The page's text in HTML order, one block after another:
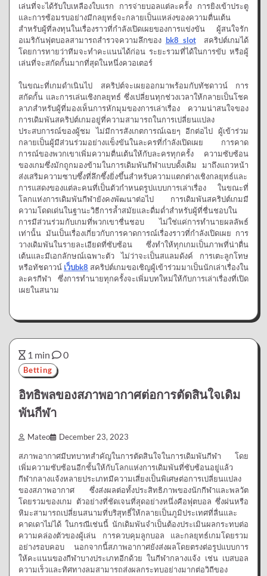
เล่นที่จะได้รับใบเหลืองใบแรก การจ่ายบอลแต่ละครั้ง การยิงเข้าประตู
และการซ้อมรบอย่างมีกลยุทธ์จะกลายเป็นแหล่งของความตื่นเต้น
สำหรับผู้ที่ลงทุนในเรื่องราวที่กำลังเปิดเผยของการแข่งขัน ผู้สนใจรัก
อเมริกันฟุตบอลสามารถสำรวจความลึกของ bk8 slotสคริปต์เกมได้
โดยการทายว่าทีมจะทำคะแนนได้ก่อน ระยะรวมที่ได้ในการขับ หรือผู้
เล่นที่จะสกัดกั้นมากที่สุดในหนึ่งควอเตอร์
ในขณะที่เกมดำเนินไป สคริปต์จะเผยออกมาพร้อมกับทัชดาวน์ การ
สกัดกั้น และการเล่นเชิงกลยุทธ์ ซึ่งเปลี่ยนทุกช่วงเวลาให้กลายเป็นโชค
ลาภสำหรับผู้ที่มองเห็นการหักมุมของการเล่าเรื่อง ความน่าสนใจของ
การเดิมพันสคริปต์เกมอยู่ที่ความสามารถในการเปลี่ยนแปลง
ประสบการณ์ของผู้ชม ไม่มีการสังเกตการณ์เฉยๆ อีกต่อไป ผู้เข้าร่วม
กลายเป็นผู้มีส่วนร่วมอย่างแข็งขันในละครที่กำลังเปิดเผย การคาด
การณ์ของพวกเขาเพิ่มความตื่นเต้นให้กับละครทุกครั้ง ความซับซ้อน
ของเกมซึ่งมักถูกมองข้ามในการเดิมพันกีฬาแบบดั้งเดิม มาถึงแถวหน้า
ส่งเสริมความซาบซึ้งที่ลึกซึ้งยิ่งขึ้นสำหรับความแตกต่างเชิงกลยุทธ์และ
การแสดงของแต่ละคนที่เป็นตัวกำหนดรูปแบบการเล่าเรื่อง ในขณะที่
โลกแห่งการเดิมพันกีฬายังคงพัฒนาต่อไป การเดิมพันสคริปต์เกมมี
ความโดดเด่นในฐานะวิธีการล้ำสมัยและดื่มด่ำสำหรับผู้ที่ชื่นชอบใน
การมีส่วนร่วมกับเกมที่พวกเขาชื่นชอบ ไม่ใช่แค่การทำนายผลลัพธ์
เท่านั้น มันเป็นเรื่องเกี่ยวกับการคาดการณ์เรื่องราวที่กำลังเปิดเผย การ
วางเดิมพันในรายละเอียดที่ซับซ้อน ซึ่งทำให้ทุกเกมเป็นภาพที่น่าตื่น
เต้นและมีเอกลักษณ์เฉพาะตัว ไม่ว่าจะเป็นสแลมดังค์ การเตะลูกโทษ
หรือทัชดาวน์ เว็บbk8 สคริปต์เกมขอเชิญผู้เข้าร่วมมาเป็นนักเล่าเรื่องใน
ละครกีฬา ซึ่งการทำนายทุกครั้งจะเพิ่มบทใหม่ให้กับการเล่าเรื่องที่เปิด
เผยในสนาม
1 min 0
Betting
อิทธิพลของสภาพอากาศต่อการตัดสินใจเดิม
พันกีฬา
Mateo December 23, 2023
สภาพอากาศมีบทบาทสำคัญในการตัดสินใจในการเดิมพันกีฬา โดย
เพิ่มความซับซ้อนอีกชั้นให้กับโลกแห่งการเดิมพันที่ซับซ้อนอยู่แล้ว
กีฬากลางแจ้งหลายประเภทมีความเสี่ยงเป็นพิเศษต่อการเปลี่ยนแปลง
ของสภาพอากาศ ซึ่งส่งผลต่อทั้งประสิทธิภาพของนักกีฬาและพลวัต
โดยรวมของเกม ตัวอย่างที่ชัดเจนที่สุดอย่างหนึ่งคือฟุตบอล ซึ่งฝนหรือ
หิมะสามารถเปลี่ยนสนามที่บริสุทธิ์ให้กลายเป็นภูมิประเทศที่ลื่นและ
คาดเดาไม่ได้ ในกรณีเช่นนี้ นักเดิมพันจำเป็นต้องประเมินผลกระทบต่อ
ความคล่องตัวของผู้เล่น การควบคุมลูกบอล และกลยุทธ์เกมโดยรวม
อย่างรอบคอบ นอกจากนี้สภาพอากาศยังส่งผลโดยตรงต่อรูปแบบการ
ให้คะแนนของกีฬาบางประเภทอีกด้วย ในกีฬากลางแจ้ง เช่น เบสบอล
ความเร็วและทิศทางลมสามารถส่งผลกระทบอย่างมากต่อวิถีของ